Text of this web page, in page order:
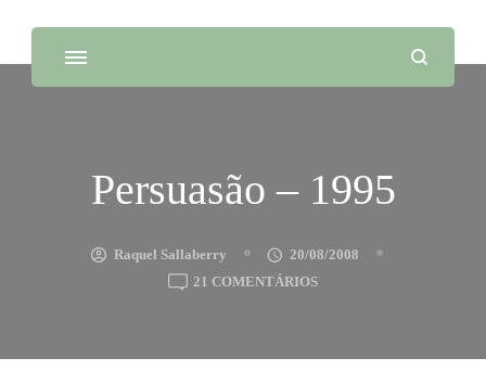
Persuasão – 1995
Raquel Sallaberry
20/08/2008
21 COMENTÁRIOSEM
1995